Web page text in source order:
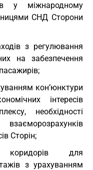
у міжнародному
СНД Сторони
з регулювання
на забезпечення
кон’юнктури
інтересів
необхідності
Сторін;
коридорів для
з урахуванням